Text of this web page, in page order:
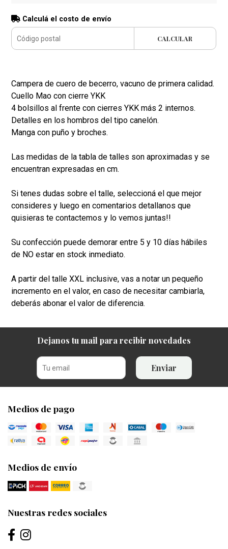
Calculá el costo de envío
CALCULAR
Campera de cuero de becerro, vacuno de primera calidad.
Cuello Mao con cierre YKK
4 bolsillos al frente con cierres YKK más 2 internos.
Detalles en los hombros del tipo canelón.
Manga con puño y broches.
Las medidas de la tabla de talles son aproximadas y se
encuentran expresadas en cm.
Si tenes dudas sobre el talle, seleccioná el que mejor
consideres y luego en comentarios detallanos que
quisieras te contactemos y lo vemos juntas!!
Su confección puede demorar entre 5 y 10 días hábiles
de NO estar en stock inmediato.
A partir del talle XXL inclusive, vas a notar un pequeño
incremento en el valor, en caso de necesitar cambiarla,
deberás abonar el valor de diferencia.
Dejanos tu mail para recibir novedades
Enviar
Medios de pago
Medios de envío
Nuestras redes sociales